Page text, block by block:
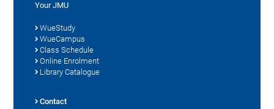
Your JMU
WueStudy
WueCampus
Class Schedule
Online Enrolment
Library Catalogue
Contact